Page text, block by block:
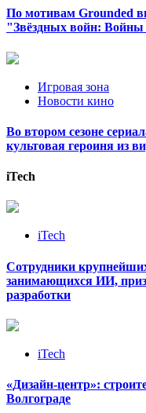
По мотивам Grounded
"Звёздных войн: Войны
Игровая зона
Новости кино
Во втором сезоне
культовая героиня из
iTech
iTech
Сотрудники
занимающихся ИИ,
разработки
iTech
«Дизайн‑центр»:
Волгограде